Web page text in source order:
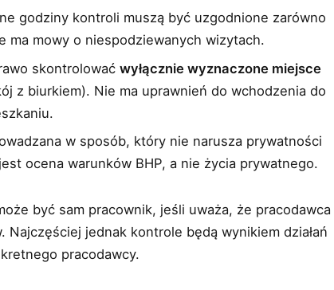
godziny kontroli muszą być uzgodnione zarówno
ma mowy o niespodziewanych wizytach.
skontrolowaćwyłącznie wyznaczone miejsce
z biurkiem). Nie ma uprawnień do wchodzenia do
w sposób, który nie narusza prywatności
ocena warunków BHP, a nie życia prywatnego.
być sam pracownik, jeśli uważa, że pracodawca
jednak kontrole będą wynikiem działań
pracodawcy.